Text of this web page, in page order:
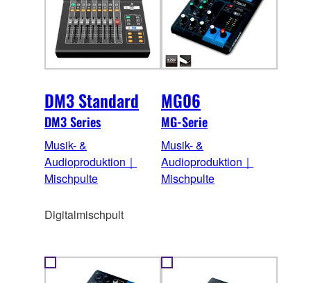
DM3 Standard
DM3 Series
Musik- &
Audioproduktion｜
Mischpulte
Digitalmischpult
MG06
MG-Serie
Musik- &
Audioproduktion｜
Mischpulte